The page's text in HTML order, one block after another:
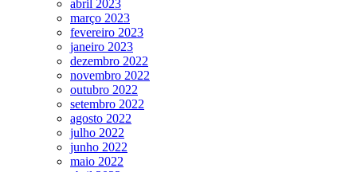
abril 2023
março 2023
fevereiro 2023
janeiro 2023
dezembro 2022
novembro 2022
outubro 2022
setembro 2022
agosto 2022
julho 2022
junho 2022
maio 2022